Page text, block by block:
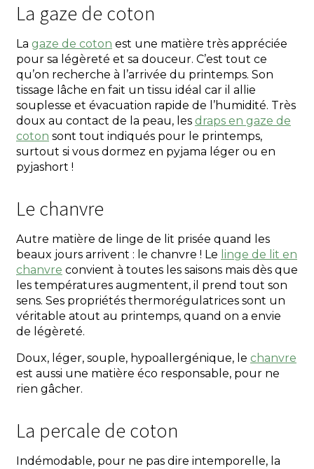
La gaze de coton
La gaze de coton est une matière très appréciée
pour sa légèreté et sa douceur. C’est tout ce
qu’on recherche à l’arrivée du printemps. Son
tissage lâche en fait un tissu idéal car il allie
souplesse et évacuation rapide de l’humidité. Très
doux au contact de la peau, les draps en gaze de
coton sont tout indiqués pour le printemps,
surtout si vous dormez en pyjama léger ou en
pyjashort !
Le chanvre
Autre matière de linge de lit prisée quand les
beaux jours arrivent : le chanvre ! Le linge de lit en
chanvre convient à toutes les saisons mais dès que
les températures augmentent, il prend tout son
sens. Ses propriétés thermorégulatrices sont un
véritable atout au printemps, quand on a envie
de légèreté.
Doux, léger, souple, hypoallergénique, le chanvre
est aussi une matière éco responsable, pour ne
rien gâcher.
La percale de coton
Indémodable, pour ne pas dire intemporelle, la